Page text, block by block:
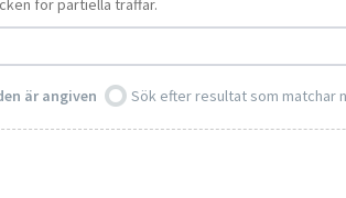
för partiella träffar.
är angiven Sök efter resultat som matchar